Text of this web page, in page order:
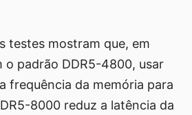
testes mostram que, em
o padrão DDR5-4800, usar
frequência da memória para
8000 reduz a latência da